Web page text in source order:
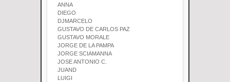
ANNA
DIEGO
DJMARCELO
GUSTAVO DE CARLOS PAZ
GUSTAVO MORALE
JORGE DE LA PAMPA
JORGE SCIAMANNA
JOSE ANTONIO C.
JUAND
LUIGI